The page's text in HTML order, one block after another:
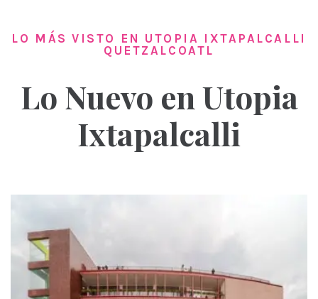
LO MÁS VISTO EN UTOPIA IXTAPALCALLI
QUETZALCOATL
Lo Nuevo en Utopia
Ixtapalcalli